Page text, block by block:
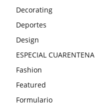
Decorating
Deportes
Design
ESPECIAL CUARENTENA
Fashion
Featured
Formulario